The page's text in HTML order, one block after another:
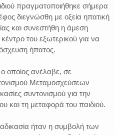
πραγματοποιήθηκε σήμερα
διεγνώσθη με οξεία ηπατική
και συνεστήθη η άμεση
του εξωτερικού για να
ήπατος.
ανέλαβε, σε
Μεταμοσχεύσεων
συντονισμού για την
και τη μεταφορά του παιδιού.
ήταν η συμβολή των